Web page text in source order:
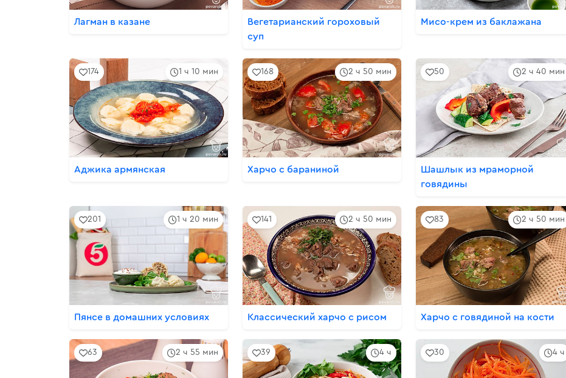
Лагман в казане
Вегетарианский гороховый
суп
Мисо-крем из баклажана
1 ч 10 мин
174
Аджика армянская
2 ч 50 мин
168
Харчо с бараниной
2 ч 40 мин
50
Шашлык из мраморной
говядины
1 ч 20 мин
201
Пянсе в домашних условиях
2 ч 50 мин
141
Классический харчо с рисом
2 ч 50 мин
83
Харчо с говядиной на кости
2 ч 55 мин
63 4 ч
39 4 ч
30